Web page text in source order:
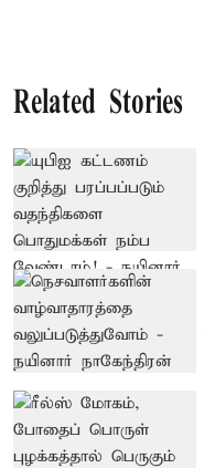
Related Stories